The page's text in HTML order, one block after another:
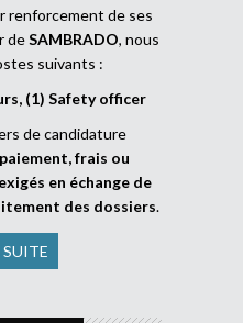
renforcement de ses
deSAMBRADO, nous
suivants :
(1) Safety officer
de candidature
frais ou
en échange de
des dossiers.
SUITE